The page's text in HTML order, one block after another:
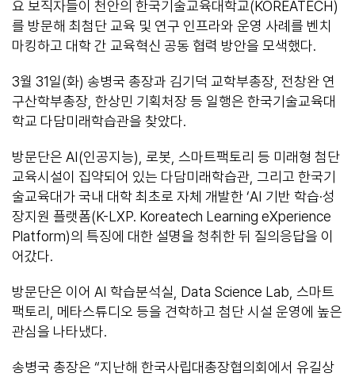
요 보직자들이 천안의 한국기술교육대학교(KOREATECH)
를 방문해 최첨단 교육 및 연구 인프라와 운영 사례를 벤치
마킹하고 대학 간 교육혁신 공동 협력 방안을 모색했다.
3월 31일(화) 송병국 총장과 김기덕 교학부총장, 전창완 연
구산학부총장, 한상민 기획처장 등 일행은 한국기술교육대
학교 다담미래학습관을 찾았다.
방문단은 AI(인공지능), 로봇, 스마트팩토리 등 미래형 첨단
교육시설이 집약되어 있는 다담미래학습관, 그리고 한국기
술교육대가 국내 대학 최초로 자체 개발한 ‘AI 기반 학습·성
장지원 플랫폼(K-LXP. Koreatech Learning eXperience
Platform)의 특징에 대한 설명을 청취한 뒤 질의응답을 이
어갔다.
방문단은 이어 AI 학습분석실, Data Science Lab, 스마트
팩토리, 메타스튜디오 등을 견학하고 첨단 시설 운영에 높은
관심을 나타냈다.
송병국 총장은 “지난해 한국사립대총장협의회에서 유길상